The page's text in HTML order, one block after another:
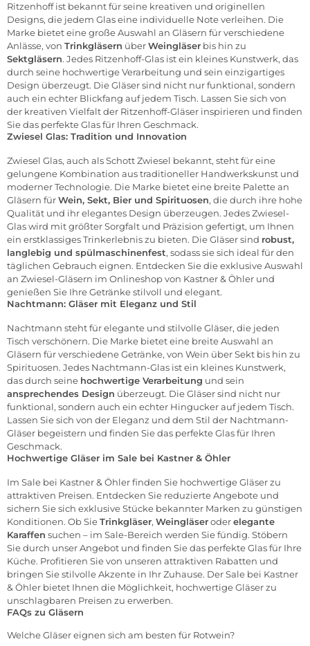
Ritzenhoffist bekannt für seine kreativen und originellen
Designs, die jedem Glas eine individuelle Note verleihen. Die
Marke bietet eine große Auswahl an Gläsern für verschiedene
Anlässe, von Trinkgläsern überWeingläser bis hin zu
Sektgläsern. Jedes Ritzenhoff-Glas ist ein kleines Kunstwerk, das
durch seine hochwertige Verarbeitung und sein einzigartiges
Design überzeugt. Die Gläser sind nicht nur funktional, sondern
auch ein echter Blickfang auf jedem Tisch. Lassen Sie sich von
der kreativen Vielfalt der Ritzenhoff-Gläser inspirieren und finden
Sie das perfekte Glas für Ihren Geschmack.
Zwiesel Glas: Tradition und Innovation
Zwiesel Glas, auch als Schott Zwiesel bekannt, steht für eine
gelungene Kombination aus traditioneller Handwerkskunst und
moderner Technologie. Die Marke bietet eine breite Palette an
Gläsern fürWein, Sekt, Bier und Spirituosen, die durch ihre hohe
Qualität und ihr elegantes Design überzeugen. Jedes Zwiesel-
Glas wird mit größter Sorgfalt und Präzision gefertigt, um Ihnen
ein erstklassiges Trinkerlebnis zu bieten. Die Gläser sind robust,
langlebig und spülmaschinenfest, sodass sie sich ideal für den
täglichen Gebrauch eignen. Entdecken Sie die exklusive Auswahl
an Zwiesel-Gläsern im Onlineshop von Kastner & Öhler und
genießen Sie Ihre Getränke stilvoll und elegant.
Nachtmann: Gläser mit Eleganz und Stil
Nachtmann steht für elegante und stilvolle Gläser, die jeden
Tisch verschönern. Die Marke bietet eine breite Auswahl an
Gläsern für verschiedene Getränke, von Wein über Sekt bis hin zu
Spirituosen. Jedes Nachtmann-Glas ist ein kleines Kunstwerk,
das durch seine hochwertige Verarbeitung und sein
ansprechendes Design überzeugt. Die Gläser sind nicht nur
funktional, sondern auch ein echter Hingucker auf jedem Tisch.
Lassen Sie sich von der Eleganz und dem Stil der Nachtmann-
Gläser begeistern und finden Sie das perfekte Glas für Ihren
Geschmack.
Hochwertige Gläser im Sale bei Kastner & Öhler
Im Sale bei Kastner & Öhler finden Sie hochwertige Gläser zu
attraktiven Preisen. Entdecken Sie reduzierte Angebote und
sichern Sie sich exklusive Stücke bekannter Marken zu günstigen
Konditionen. Ob SieTrinkgläser, Weingläseroderelegante
Karaffen suchen – im Sale-Bereich werden Sie fündig. Stöbern
Sie durch unser Angebot und finden Sie das perfekte Glas für Ihre
Küche. Profitieren Sie von unseren attraktiven Rabatten und
bringen Sie stilvolle Akzente in Ihr Zuhause. Der Sale bei Kastner
& Öhler bietet Ihnen die Möglichkeit, hochwertige Gläser zu
unschlagbaren Preisen zu erwerben.
FAQs zu Gläsern
Welche Gläser eignen sich am besten für Rotwein?